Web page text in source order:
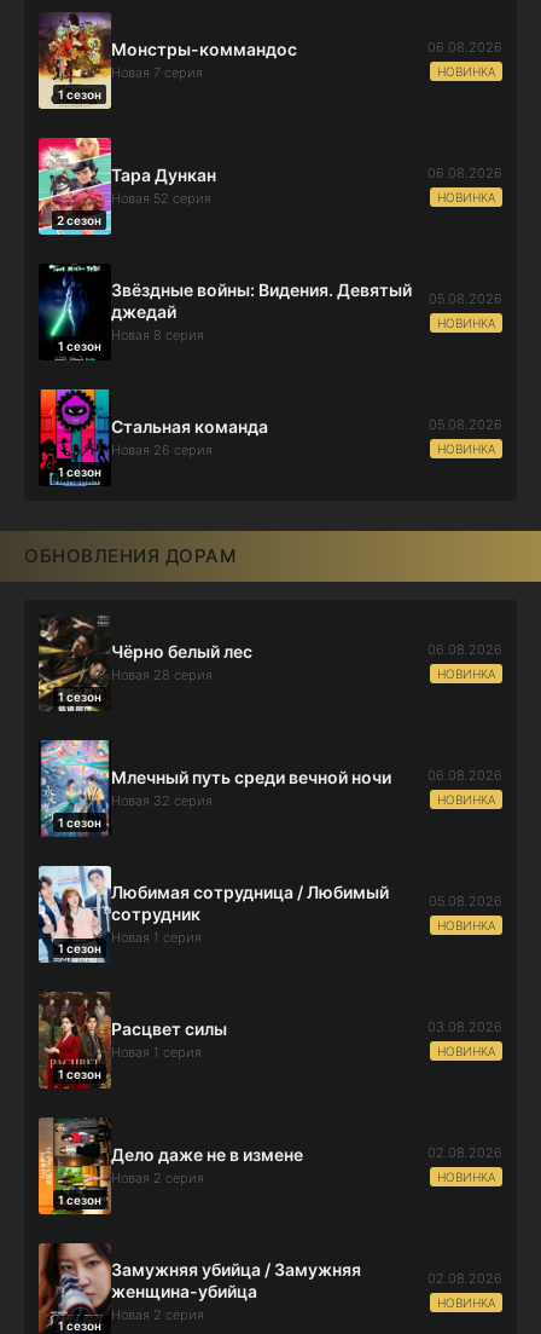
1 сезон
Монстры-коммандос
Новая 7 серия
06.08.2026
НОВИНКА
2 сезон
Тара Дункан
Новая 52 серия
06.08.2026
НОВИНКА
1 сезон
Звёздные войны: Видения. Девятый
джедай
Новая 8 серия
05.08.2026
НОВИНКА
1 сезон
Стальная команда
Новая 26 серия
05.08.2026
НОВИНКА
ОБНОВЛЕНИЯ ДОРАМ
1 сезон
Чёрно белый лес
Новая 28 серия
06.08.2026
НОВИНКА
1 сезон
Млечный путь среди вечной ночи
Новая 32 серия
06.08.2026
НОВИНКА
1 сезон
Любимая сотрудница / Любимый
сотрудник
Новая 1 серия
05.08.2026
НОВИНКА
1 сезон
Расцвет силы
Новая 1 серия
03.08.2026
НОВИНКА
1 сезон
Дело даже не в измене
Новая 2 серия
02.08.2026
НОВИНКА
1 сезон
Замужняя убийца / Замужняя
женщина-убийца
Новая 2 серия
02.08.2026
НОВИНКА